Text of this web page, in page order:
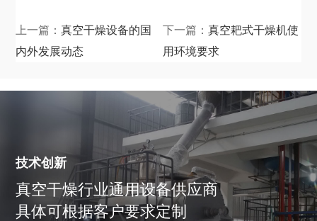
上一篇：真空干燥设备的国
内外发展动态
下一篇： 真空耙式干燥机使
用环境要求
技术创新
真空干燥行业通用设备供应商
具体可根据客户要求定制